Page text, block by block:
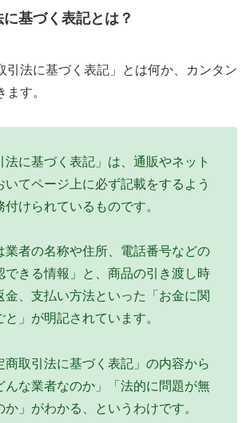
基づく表記とは？
引法に基づく表記」とは何か、カンタン
す。
法に基づく表記」は、通販やネット
いてページ上に必ず記載をするよう
付けられているものです。
業者の名称や住所、電話番号などの
できる情報」と、商品の引き渡し時
金、支払い方法といった「お金に関
」が明記されています。
商取引法に基づく表記」の内容から
んな業者なのか」「法的に問題が無
か」がわかる、というわけです。